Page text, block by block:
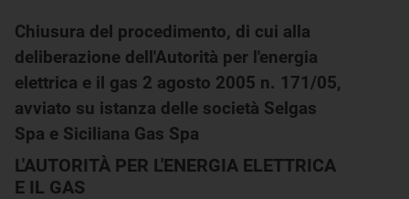
Chiusura del procedimento, di cui alla
deliberazione dell'Autorità per l'energia
elettrica e il gas 2 agosto 2005 n. 171/05,
avviato su istanza delle società Selgas
Spa e Siciliana Gas Spa
L'AUTORITÀ PER L'ENERGIA ELETTRICA
E IL GAS